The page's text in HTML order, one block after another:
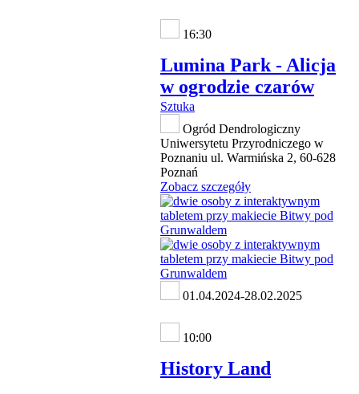
16:30
Lumina Park - Alicja
w ogrodzie czarów
Sztuka
Ogród Dendrologiczny
Uniwersytetu Przyrodniczego w
Poznaniu ul. Warmińska 2, 60-628
Poznań
Zobacz szczegóły
01.04.2024-28.02.2025
10:00
History Land